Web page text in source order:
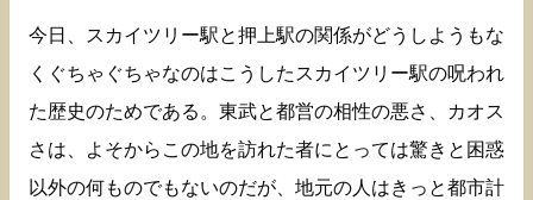
今日、スカイツリー駅と押上駅の関係がどうしようもな
くぐちゃぐちゃなのはこうしたスカイツリー駅の呪われ
た歴史のためである。東武と都営の相性の悪さ、カオス
さは、よそからこの地を訪れた者にとっては驚きと困惑
以外の何ものでもないのだが、地元の人はきっと都市計